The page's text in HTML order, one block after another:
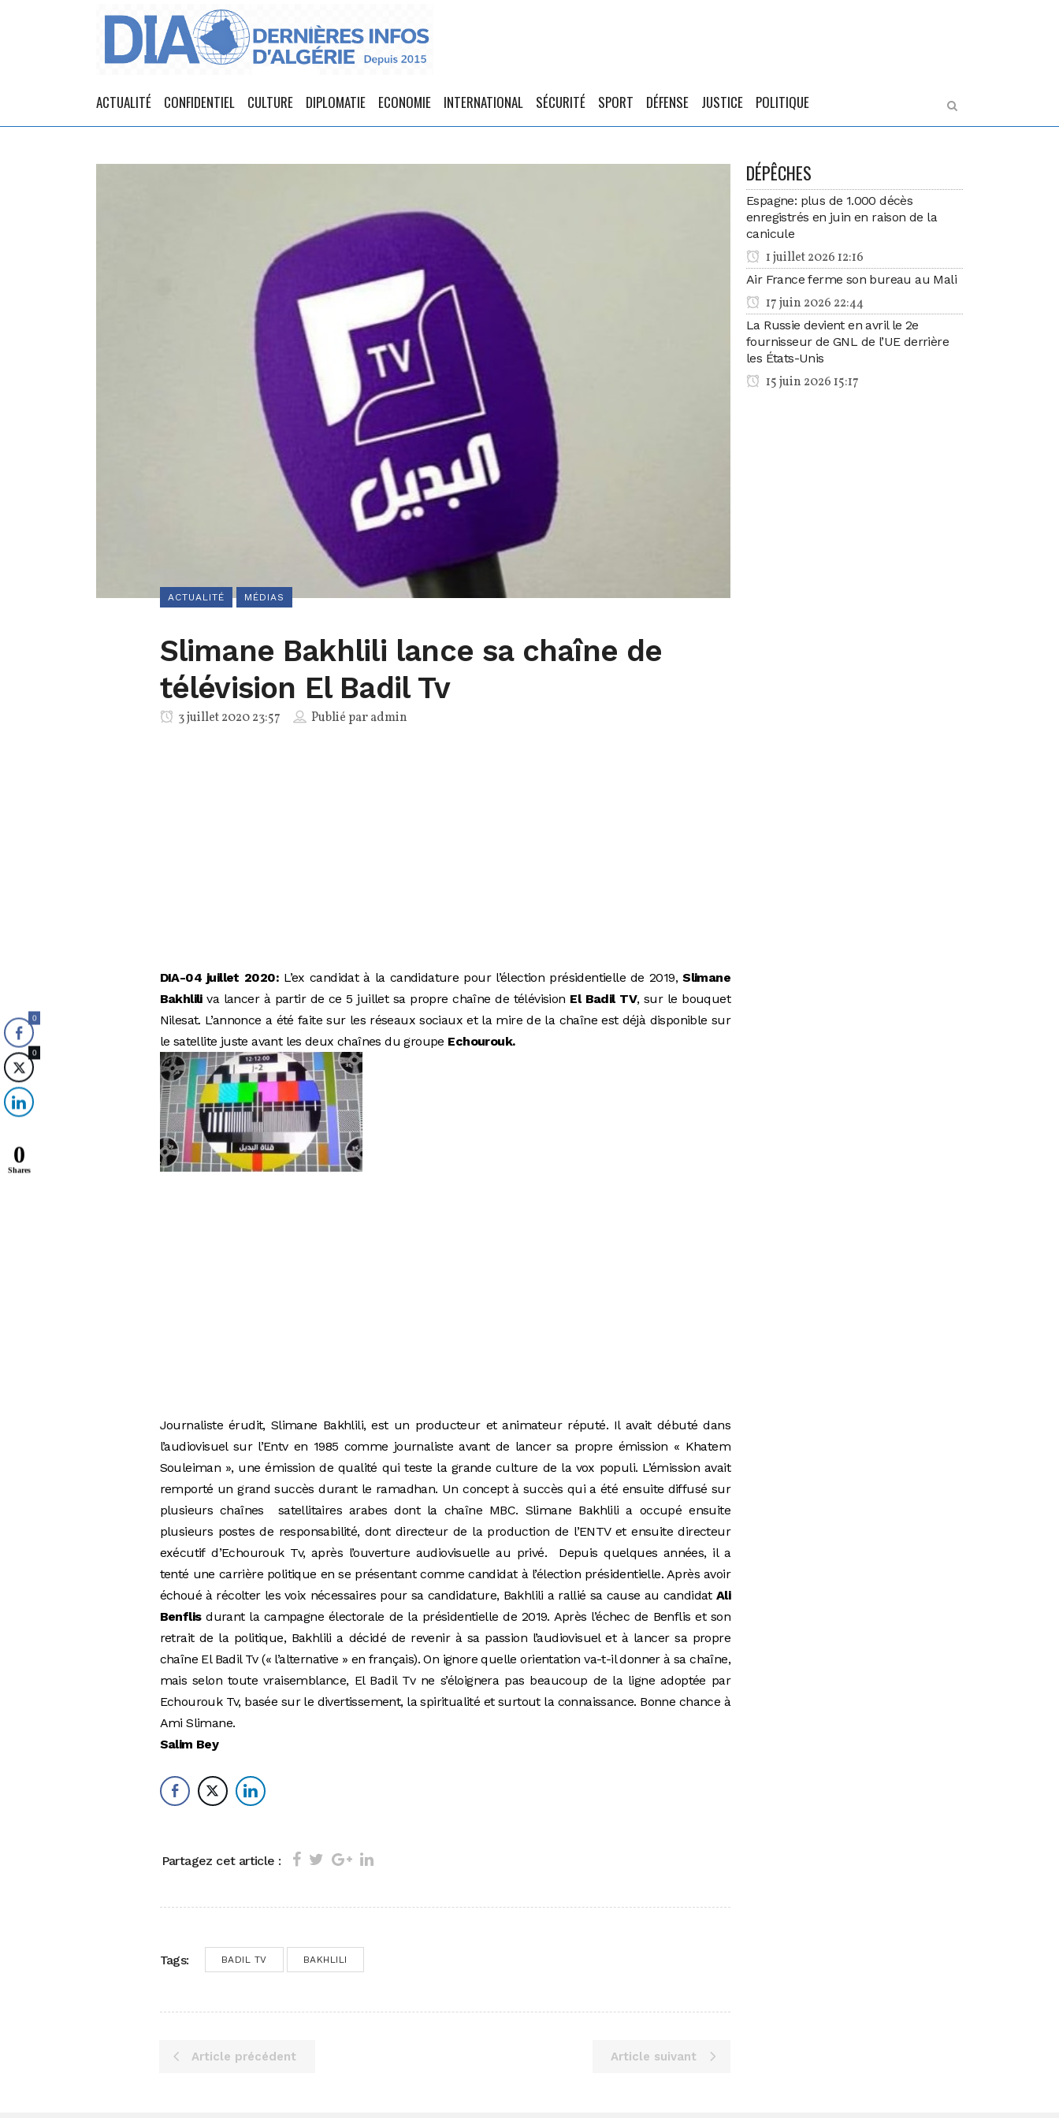
ACTUALITÉ CONFIDENTIEL CULTURE DIPLOMATIE ECONOMIE INTERNATIONAL SÉCURITÉ SPORT DÉFENSE JUSTICE POLITIQUE
ACTUALITÉ MÉDIAS
Slimane Bakhlili lance sa chaîne de
télévision El Badil Tv
3 juillet 2020 23:57 Publié paradmin
DIA-04 juillet 2020: L’ex candidat à la candidature pour l’élection présidentielle de 2019,Slimane
Bakhliliva lancer à partir de ce 5 juillet sa propre chaîne de télévision El Badil TV, sur le bouquet
Nilesat. L’annonce a été faite sur les réseaux sociaux et la mire de la chaîne est déjà disponible sur
le satellite juste avant les deux chaînes du groupe Echourouk.
Journaliste érudit, Slimane Bakhlili, est un producteur et animateur réputé. Il avait débuté dans
l’audiovisuel sur l’Entv en 1985 comme journaliste avant de lancer sa propre émission « Khatem
Souleiman », une émission de qualité qui teste la grande culture de la vox populi. L’émission avait
remporté un grand succès durant le ramadhan. Un concept à succès qui a été ensuite diffusé sur
plusieurs chaînes satellitaires arabes dont la chaîne MBC. Slimane Bakhlili a occupé ensuite
plusieurs postes de responsabilité, dont directeur de la production de l’ENTV et ensuite directeur
exécutif d’Echourouk Tv, après l’ouverture audiovisuelle au privé. Depuis quelques années, il a
tenté une carrière politique en se présentant comme candidat à l’élection présidentielle. Après avoir
échoué à récolter les voix nécessaires pour sa candidature, Bakhlili a rallié sa cause au candidat Ali
Benflisdurant la campagne électorale de la présidentielle de 2019. Après l’échec de Benflis et son
retrait de la politique, Bakhlili a décidé de revenir à sa passion l’audiovisuel et à lancer sa propre
chaîne El Badil Tv (« l’alternative » en français). On ignore quelle orientation va-t-il donner à sa chaîne,
mais selon toute vraisemblance, El Badil Tv ne s’éloignera pas beaucoup de la ligne adoptée par
Echourouk Tv, basée sur le divertissement, la spiritualité et surtout la connaissance. Bonne chance à
Ami Slimane.
Salim Bey
Partagez cet article :
Tags: BADIL TV BAKHLILI
Article précédent Article suivant
DÉPÊCHES
Espagne: plus de 1.000 décès
enregistrés en juin en raison de la
canicule
1 juillet 2026 12:16
Air France ferme son bureau au Mali
17 juin 2026 22:44
La Russie devient en avril le 2e
fournisseur de GNL de l’UE derrière
les États-Unis
15 juin 2026 15:17
0
0
0
Shares